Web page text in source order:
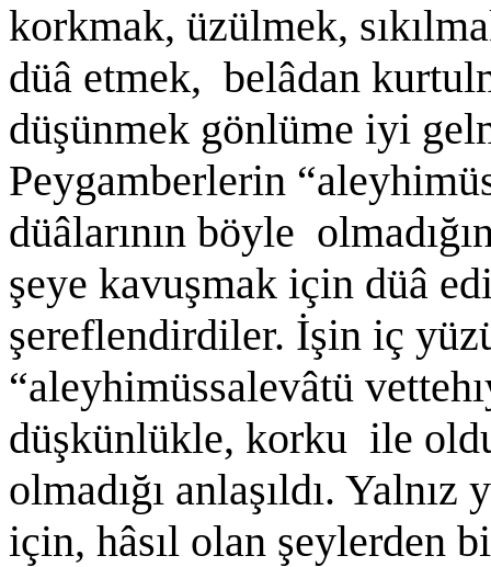
korkmak, üzülmek,
düâ etmek, belâdan
düşünmek gönlüme iyi
Peygamberlerin
düâlarının böyle
şeye kavuşmak için düâ
şereflendirdiler. İşin iç
“aleyhimüssalevâtü
düşkünlükle, korku ile
olmadığı anlaşıldı.
için, hâsıl olan şeylerden